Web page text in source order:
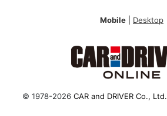
Mobile Desktop
© 1978-2026 CAR and DRIVER Co., Ltd.